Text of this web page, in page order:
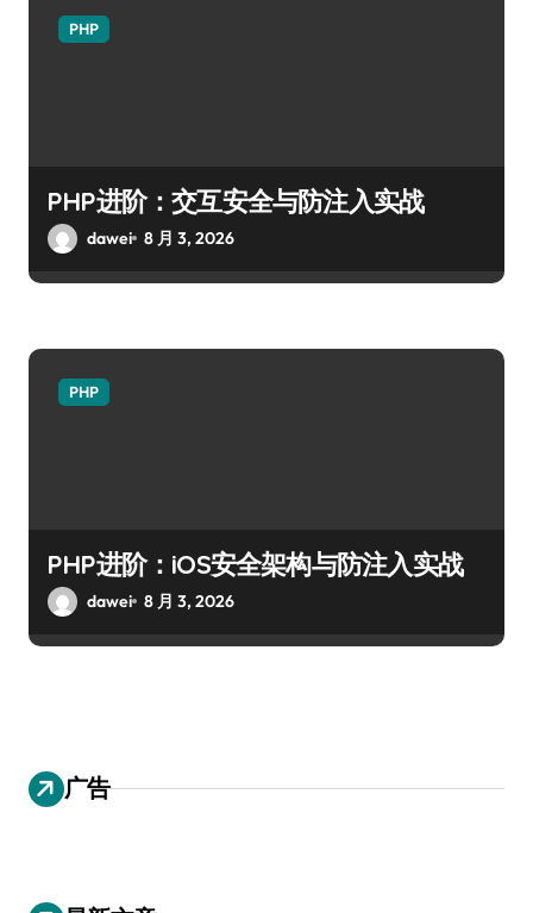
PHP
PHP进阶：交互安全与防注入实战
dawei 8 月 3, 2026
PHP
PHP进阶：iOS安全架构与防注入实战
dawei 8 月 3, 2026
广告